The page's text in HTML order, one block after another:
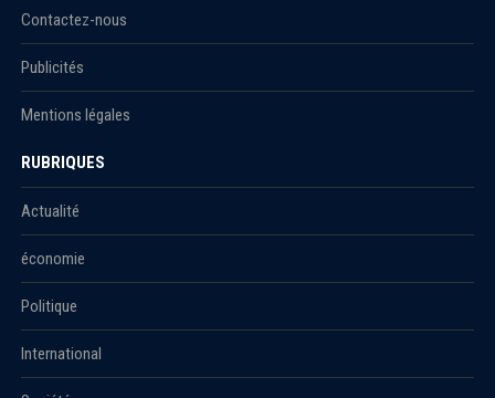
Contactez-nous
Publicités
Mentions légales
RUBRIQUES
Actualité
économie
Politique
International